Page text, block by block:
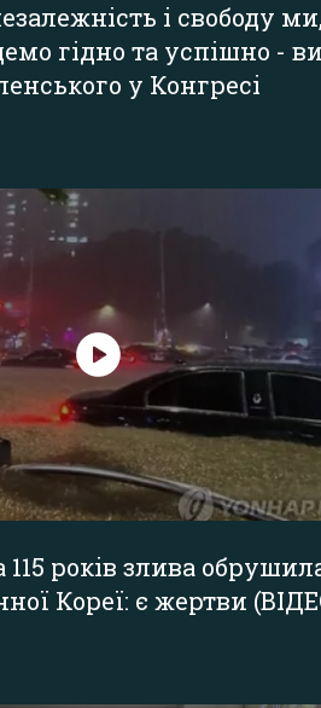
і свободу
гідно та успішно -
у Конгресі
років злива
Кореї: є жертви